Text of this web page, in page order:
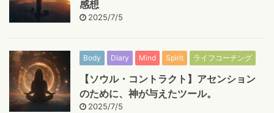
感想
2025/7/5
Body Diary Mind Spirit ライフコーチング
【ソウル・コントラクト】アセンション
のために、神が与えたツール。
2025/7/5